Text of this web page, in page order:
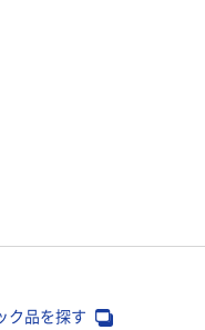
ク品を探す